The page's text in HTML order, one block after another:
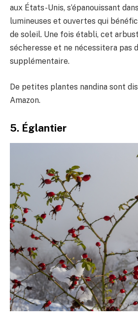
aux États-Unis, s’épanouissant
lumineuses et ouvertes qui
de soleil. Une fois établi, cet
sécheresse et ne nécessitera pas
supplémentaire.
De petites plantes nandina sont
Amazon.
5. Églantier